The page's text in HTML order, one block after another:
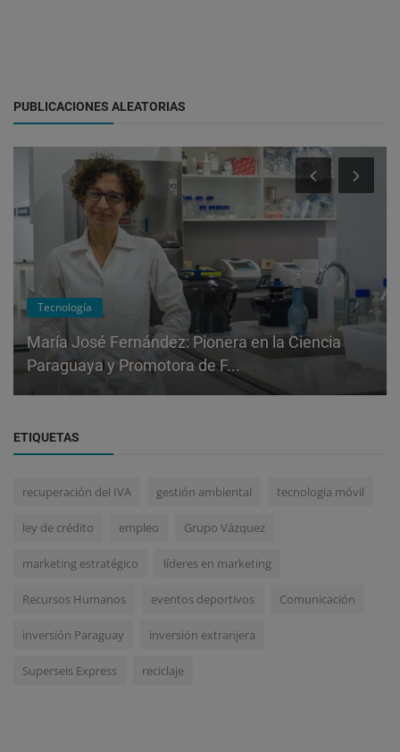
PUBLICACIONES ALEATORIAS
Tecnología
María José Fernández: Pionera en la Ciencia
Paraguaya y Promotora de F...
ETIQUETAS
recuperación del IVA gestión ambiental tecnología móvil
ley de crédito empleo Grupo Vázquez
marketing estratégico líderes en marketing
Recursos Humanos eventos deportivos Comunicación
inversión Paraguay inversión extranjera
Superseis Express reciclaje